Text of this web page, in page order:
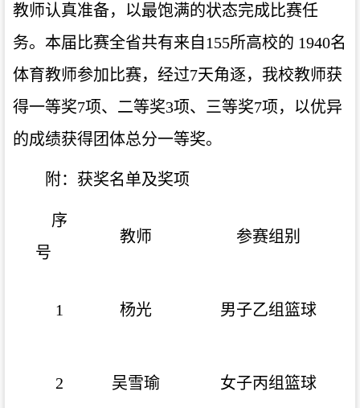
教师认真准备，以最饱满的状态完成比赛任
务。本届比赛全省共有来自155所高校的 1940名
体育教师参加比赛，经过7天角逐， 我校教师获
得一等奖7项、二等奖3项、三等奖7项，以优异
的成绩获得 团体总分一等奖。
附：获奖名单及奖项
序
号
教师 参赛组别
1 杨光 男子乙组篮球
2 吴雪瑜 女子丙组篮球